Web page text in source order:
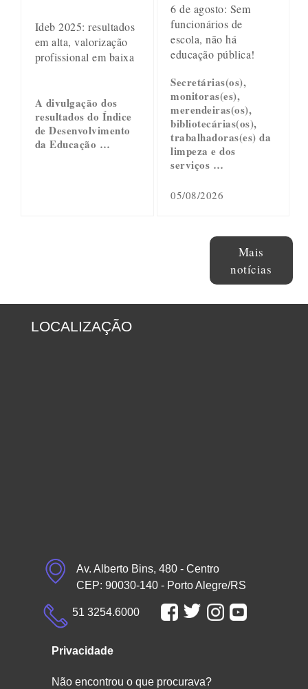
Ideb 2025: resultados
em alta, valorização
profissional em baixa
A divulgação dos
resultados do Índice
de Desenvolvimento
da Educação …
6 de agosto: Sem
funcionários de
escola, não há
educação pública!
Secretárias(os),
monitoras(es),
merendeiras(os),
bibliotecárias(os),
trabalhadoras(es) da
limpeza e dos
serviços …
05/08/2026
Mais
notícias
LOCALIZAÇÃO
Av. Alberto Bins, 480 - Centro
CEP: 90030-140 - Porto Alegre/RS
51 3254.6000
Privacidade
Não encontrou o que procurava?